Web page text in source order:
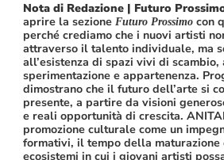
Nota di Redazione | Futuro
aprire la sezione Futuro Prossimo con
perché crediamo che i nuovi artisti
attraverso il talento individuale, ma
all’esistenza di spazi vivi di scambio,
sperimentazione e appartenenza.
dimostrano che il futuro dell’arte si
presente, a partire da visioni
e reali opportunità di crescita.
promozione culturale come un
formativi, il tempo della maturazione
ecosistemi in cui i giovani artisti